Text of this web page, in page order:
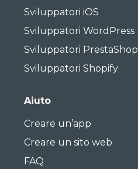
Sviluppatori iOS
Sviluppatori WordPress
Sviluppatori PrestaShop
Sviluppatori Shopify
Aiuto
Creare un’app
Creare un sito web
FAQ